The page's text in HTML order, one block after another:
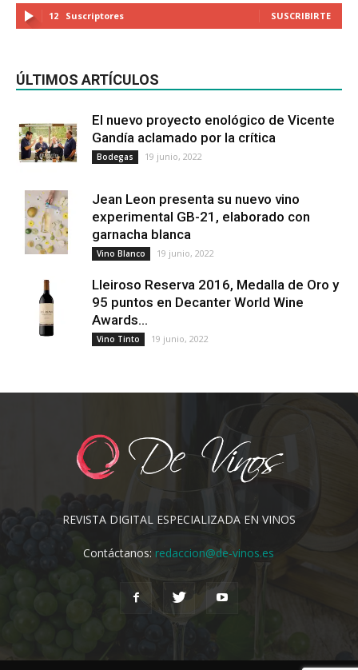
12 Suscriptores SUSCRIBIRTE
ÚLTIMOS ARTÍCULOS
El nuevo proyecto enológico de Vicente
Gandía aclamado por la crítica
Bodegas 19 junio, 2022
Jean Leon presenta su nuevo vino
experimental GB-21, elaborado con
garnacha blanca
Vino Blanco 19 junio, 2022
Lleiroso Reserva 2016, Medalla de Oro y
95 puntos en Decanter World Wine
Awards...
Vino Tinto 19 junio, 2022
REVISTA DIGITAL ESPECIALIZADA EN VINOS
Contáctanos:redaccion@de-vinos.es